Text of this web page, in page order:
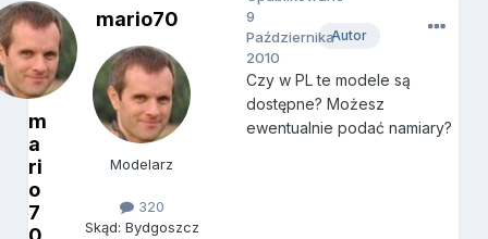
m
a
ri
o
7
mario70
Modelarz
320
Skąd: Bydgoszcz
Autor
9
Października
2010
Czy w PL te modele są
dostępne? Możesz
ewentualnie podać namiary?